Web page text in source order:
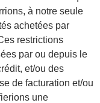
à notre seule
achetées par
restrictions
par ou depuis le
et/ou des
de facturation et/ou
une